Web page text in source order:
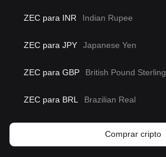
ZEC para INR Indian Rupee
ZEC para JPY Japanese Yen
ZEC para GBP British Pound Sterling
ZEC para BRL Brazilian Real
Comprar cripto